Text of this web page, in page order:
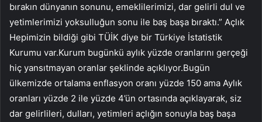
bırakın dünyanın sonunu, emeklilerimizi, dar gelirli dul ve
yetimlerimizi yoksulluğun sonu ile baş başa bıraktı.” Açlık
Hepimizin bildiği gibi TÜİK diye bir Türkiye İstatistik
Kurumu var.Kurum bugünkü aylık yüzde oranlarını gerçeği
hiç yansıtmayan oranlar şeklinde açıklıyor.Bugün
ülkemizde ortalama enflasyon oranı yüzde 150 ama Aylık
oranları yüzde 2 ile yüzde 4’ün ortasında açıklayarak, siz
dar gelirlileri, dulları, yetimleri açlığın sonuyla baş başa